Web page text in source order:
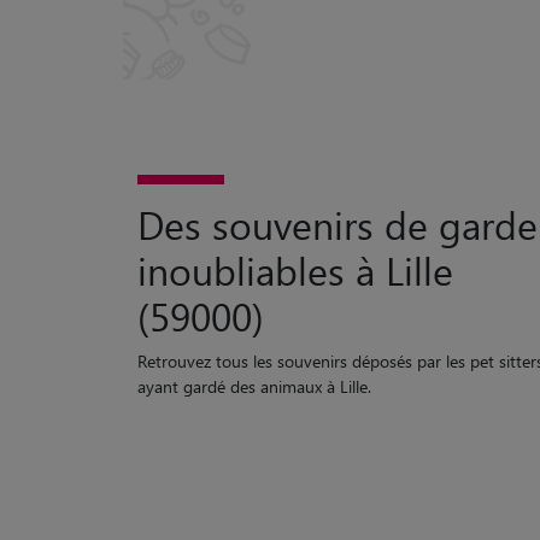
Des souvenirs de garde
inoubliables à Lille
(59000)
Retrouvez tous les souvenirs déposés par les pet
ayant gardé des animaux à Lille.